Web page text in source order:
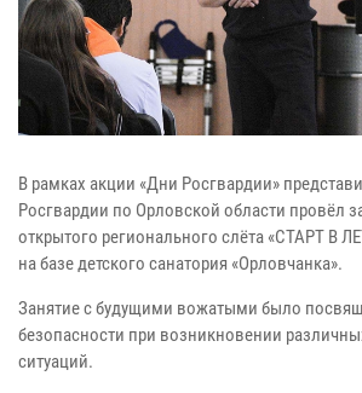
В рамках акции «Дни Росгвардии»
Росгвардии по Орловской области провёл
открытого регионального слёта «СТАРТ В
на базе детского санатория «Орловчанка».
Занятие с будущими вожатыми было
безопасности при возникновении
ситуаций.